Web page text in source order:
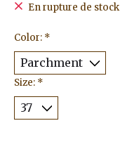
En rupture de stock
Color: *
Size: *